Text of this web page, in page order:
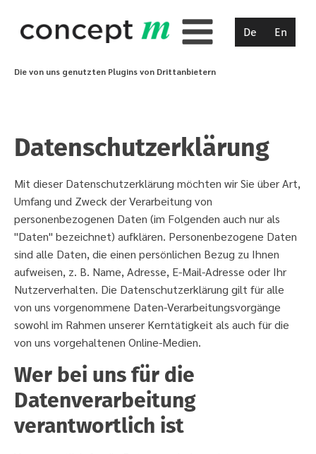
De En
Die von uns genutzten Plugins von Drittanbietern
Datenschutzerklärung
Mit dieser Datenschutzerklärung möchten wir Sie über Art,
Umfang und Zweck der Verarbeitung von
personenbezogenen Daten (im Folgenden auch nur als
"Daten" bezeichnet) aufklären. Personenbezogene Daten
sind alle Daten, die einen persönlichen Bezug zu Ihnen
aufweisen, z. B. Name, Adresse, E-Mail-Adresse oder Ihr
Nutzerverhalten. Die Datenschutzerklärung gilt für alle
von uns vorgenommene Daten-Verarbeitungsvorgänge
sowohl im Rahmen unserer Kerntätigkeit als auch für die
von uns vorgehaltenen Online-Medien.
Wer bei uns für die
Datenverarbeitung
verantwortlich ist